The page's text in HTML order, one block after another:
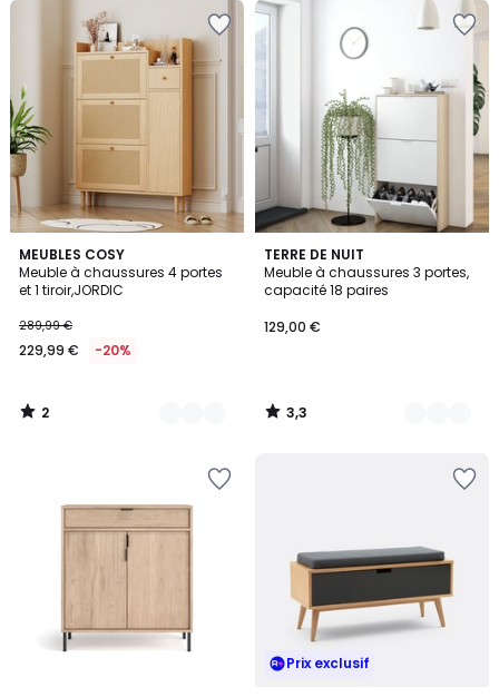
MEUBLES COSY
Meuble à chaussures 4 portes
et 1 tiroir,JORDIC
289,99 €
229,99 € -20%
2
/
5
2
Couleurs
2
/
TERRE DE NUIT
Meuble à chaussures 3 portes,
capacité 18 paires
129,00 €
3,3
/ 5
3
Couleurs
3,3
/
Prix exclusif